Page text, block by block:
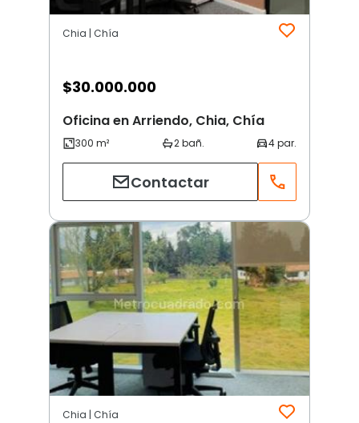
Chia | Chía
$30.000.000
Oficina en Arriendo, Chia, Chía
Contactar
Chia | Chía